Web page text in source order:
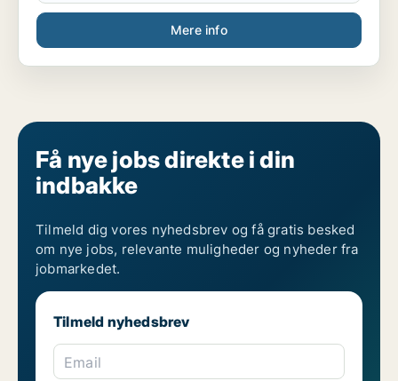
Mere info
Få nye jobs direkte i din
indbakke
Tilmeld dig vores nyhedsbrev og få gratis besked
om nye jobs, relevante muligheder og nyheder fra
jobmarkedet.
Tilmeld nyhedsbrev
Email